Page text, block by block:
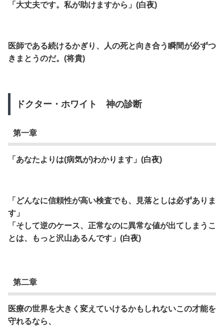
「大丈夫です。私が助けますから」(白夜)
医師である続けるかぎり、人の死と向き合う瞬間が必ずつ
きまとうのだ。(将貴)
ドクター・ホワイト 神の診断
第一章
「あなたよりは(病気が)わかります」(白夜)
「どんなに信頼性が高い検査でも、見落としは必ずありま
す」
「そして逆のケース、正常なのに異常な値が出てしまうこ
とは、もっと沢山あるんです」(白夜)
第二章
医療の世界を大きく変えていけるかもしれないこの才能を
守れるなら、